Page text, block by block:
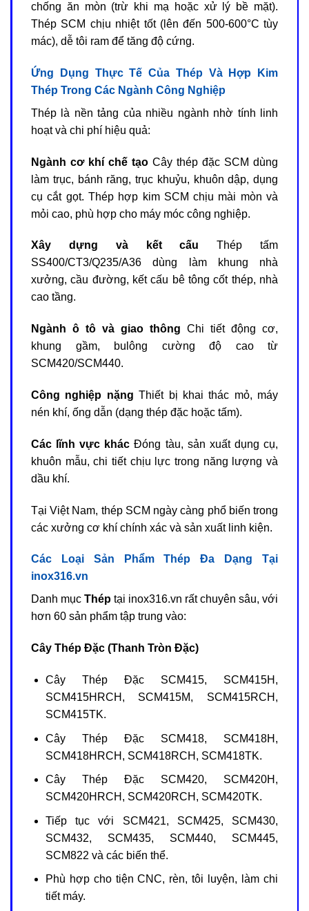
chống ăn mòn (trừ khi mạ hoặc xử lý bề mặt).
Thép SCM chịu nhiệt tốt (lên đến 500-600°C tùy
mác), dễ tôi ram để tăng độ cứng.
Ứng Dụng Thực Tế Của Thép Và Hợp Kim
Thép Trong Các Ngành Công Nghiệp
Thép là nền tảng của nhiều ngành nhờ tính linh
hoạt và chi phí hiệu quả:
Ngành cơ khí chế tạo Cây thép đặc SCM dùng
làm trục, bánh răng, trục khuỷu, khuôn dập, dụng
cụ cắt gọt. Thép hợp kim SCM chịu mài mòn và
mỏi cao, phù hợp cho máy móc công nghiệp.
Xây dựng và kết cấu Thép tấm
SS400/CT3/Q235/A36 dùng làm khung nhà
xưởng, cầu đường, kết cấu bê tông cốt thép, nhà
cao tầng.
Ngành ô tô và giao thông Chi tiết động cơ,
khung gầm, bulông cường độ cao từ
SCM420/SCM440.
Công nghiệp nặng Thiết bị khai thác mỏ, máy
nén khí, ống dẫn (dạng thép đặc hoặc tấm).
Các lĩnh vực khác Đóng tàu, sản xuất dụng cụ,
khuôn mẫu, chi tiết chịu lực trong năng lượng và
dầu khí.
Tại Việt Nam, thép SCM ngày càng phổ biến trong
các xưởng cơ khí chính xác và sản xuất linh kiện.
Các Loại Sản Phẩm Thép Đa Dạng Tại
inox316.vn
Danh mục Thép tại inox316.vn rất chuyên sâu, với
hơn 60 sản phẩm tập trung vào:
Cây Thép Đặc (Thanh Tròn Đặc)
Cây Thép Đặc SCM415, SCM415H,
SCM415HRCH, SCM415M, SCM415RCH,
SCM415TK.
Cây Thép Đặc SCM418, SCM418H,
SCM418HRCH, SCM418RCH, SCM418TK.
Cây Thép Đặc SCM420, SCM420H,
SCM420HRCH, SCM420RCH, SCM420TK.
Tiếp tục với SCM421, SCM425, SCM430,
SCM432, SCM435, SCM440, SCM445,
SCM822 và các biến thể.
Phù hợp cho tiện CNC, rèn, tôi luyện, làm chi
tiết máy.